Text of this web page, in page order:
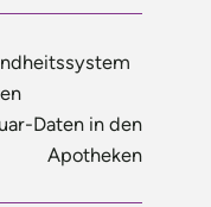
Daten in den
Apotheken